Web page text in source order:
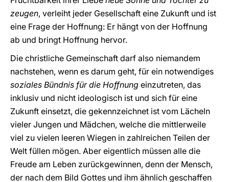
zeugen, verleiht jeder Gesellschaft eine Zukunft und ist
eine Frage der Hoffnung: Er hängt von der Hoffnung
ab und bringt Hoffnung hervor.
Die christliche Gemeinschaft darf also niemandem
nachstehen, wenn es darum geht, für ein notwendiges
soziales Bündnis für die Hoffnung einzutreten, das
inklusiv und nicht ideologisch ist und sich für eine
Zukunft einsetzt, die gekennzeichnet ist vom Lächeln
vieler Jungen und Mädchen, welche die mittlerweile
viel zu vielen leeren Wiegen in zahlreichen Teilen der
Welt füllen mögen. Aber eigentlich müssen alle die
Freude am Leben zurückgewinnen, denn der Mensch,
der nach dem Bild Gottes und ihm ähnlich geschaffen